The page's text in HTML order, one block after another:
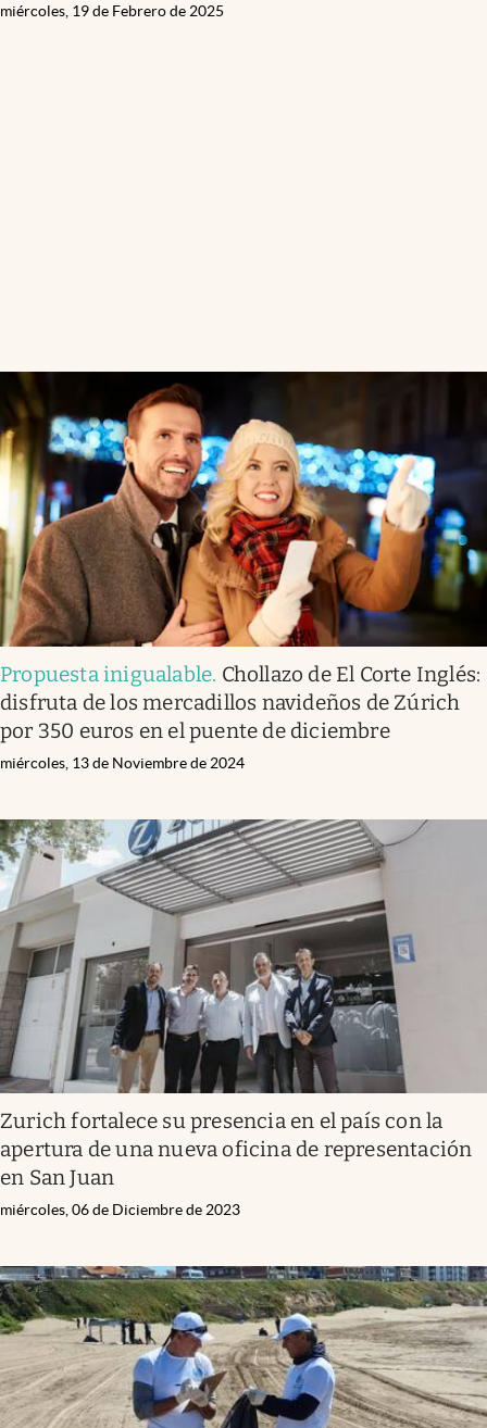
miércoles, 19 de Febrero de 2025
Propuesta inigualable. Chollazo de El Corte Inglés:
disfruta de los mercadillos navideños de Zúrich
por 350 euros en el puente de diciembre
miércoles, 13 de Noviembre de 2024
Zurich fortalece su presencia en el país con la
apertura de una nueva oficina de representación
en San Juan
miércoles, 06 de Diciembre de 2023